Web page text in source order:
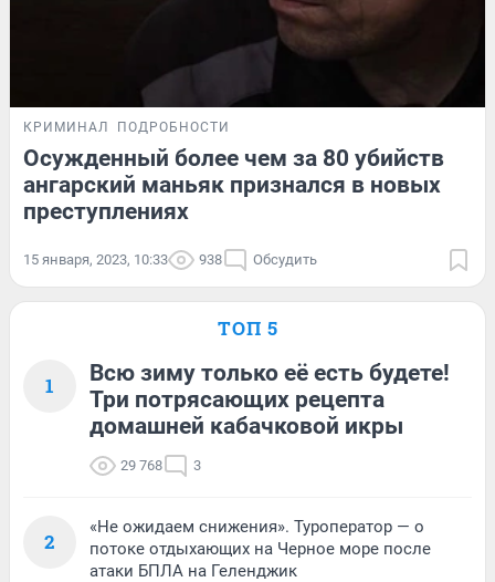
КРИМИНАЛ ПОДРОБНОСТИ
Осужденный более чем за 80 убийств
ангарский маньяк признался в новых
преступлениях
15 января, 2023, 10:33 938 Обсудить
ТОП 5
1
Всю зиму только её есть будете!
Три потрясающих рецепта
домашней кабачковой икры
29 768 3
2
«Не ожидаем снижения». Туроператор — о
потоке отдыхающих на Черное море после
атаки БПЛА на Геленджик